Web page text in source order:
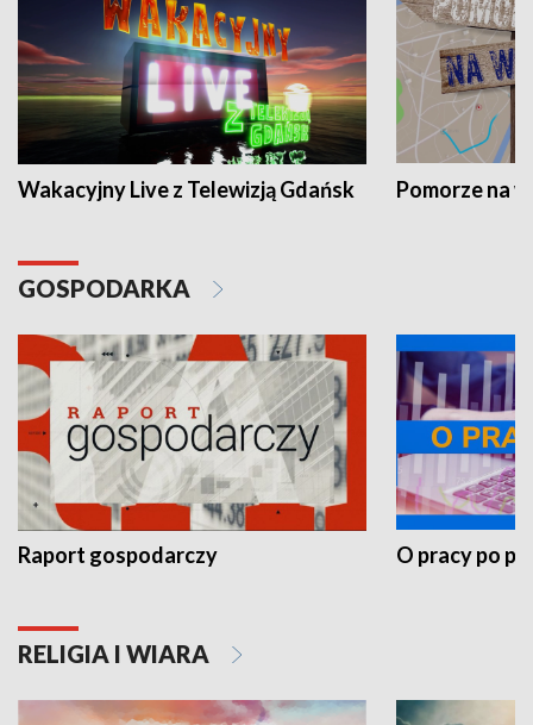
Wakacyjny Live z Telewizją Gdańsk Pomorze na
GOSPODARKA
Raport gospodarczy O pracy po
RELIGIA I WIARA